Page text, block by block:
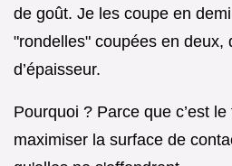
de goût. Je les coupe en
"rondelles" coupées en deux,
d’épaisseur.
Pourquoi ? Parce que c’est
maximiser la surface de